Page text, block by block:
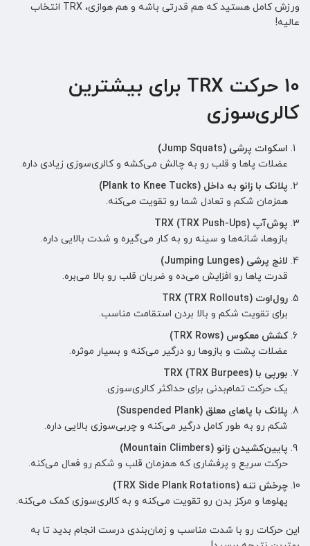
ورزش کامل هستید که هم قدرتی باشه و هم هوازی، TRX انتخاب
عالیه!
10 حرکت TRX برای بیشترین
کالری‌سوزی
اسکوات پرشی (Jump Squats)
عضلات پاها و قلب رو به چالش می‌کشه و کالری‌سوزی زیادی داره.
پلانک با زانو به داخل (Plank to Knee Tucks)
همزمان شکم و تعادل شما رو تقویت می‌کنه.
پوش‌آپ TRX (TRX Push-Ups)
بازوها، شانه‌ها و سینه رو به کار می‌گیره و شدت بالایی داره.
لانج پرشی (Jumping Lunges)
قدرت پاها رو افزایش می‌ده و ضربان قلب رو بالا می‌بره.
رول‌اوت TRX (TRX Rollouts)
برای تقویت شکم و بالا بردن استقامت مناسب.
کشش معکوس (TRX Rows)
عضلات پشت و بازوها رو درگیر می‌کنه و بسیار موثره.
بورپی با TRX (TRX Burpees)
یک حرکت تمام‌بدنی برای حداکثر کالری‌سوزی.
پلانک با پاهای معلق (Suspended Plank)
شکم رو به طور کامل درگیر می‌کنه و چربی‌سوزی بالایی داره.
پایین‌کشیدن زانو (Mountain Climbers)
حرکت سریع و پرفشاری که همزمان قلب و شکم رو فعال می‌کنه.
چرخش تنه (TRX Side Plank Rotations)
پهلوها و مرکز بدن رو تقویت می‌کنه و به کالری‌سوزی کمک می‌کنه.
این حرکات رو با شدت مناسب و زمان‌بندی درست انجام بدید تا به